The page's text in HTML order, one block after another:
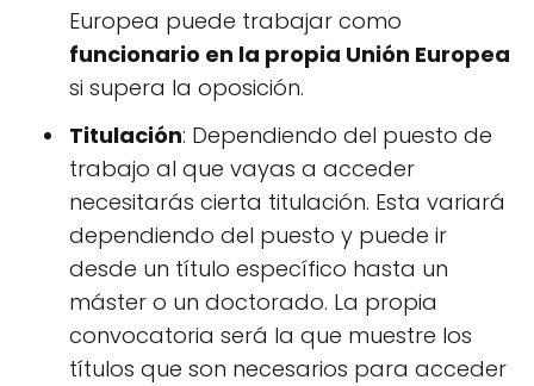
Europea puede trabajar como
funcionario en la propia Unión Europea
si supera la oposición.
Titulación: Dependiendo del puesto de
trabajo al que vayas a acceder
necesitarás cierta titulación. Esta variará
dependiendo del puesto y puede ir
desde un título específico hasta un
máster o un doctorado. La propia
convocatoria será la que muestre los
títulos que son necesarios para acceder